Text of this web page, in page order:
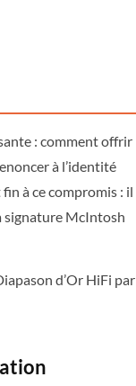
: comment offrir
à l’identité
à ce compromis : il
signature McIntosh
d’Or HiFi par